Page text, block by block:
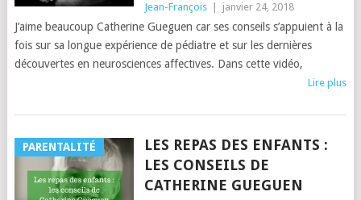
Jean-François janvier 24, 2018
J’aime beaucoup Catherine Gueguen car ses conseils s’appuient à la
fois sur sa longue expérience de pédiatre et sur les dernières
découvertes en neurosciences affectives. Dans cette vidéo,
Lire plus
PARENTALITÉ
LES REPAS DES ENFANTS :
LES CONSEILS DE
CATHERINE GUEGUEN